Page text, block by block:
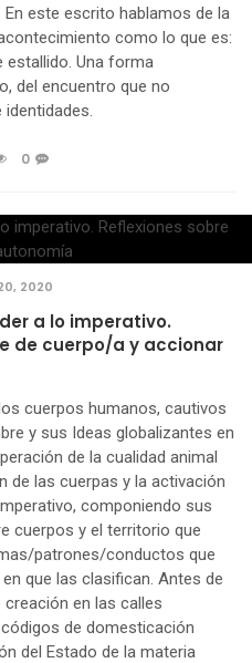
este escrito hablamos de la
como lo que es:
estallido. Una forma
del encuentro que no
0
2020
a lo imperativo.
de cuerpo/a y accionar
cuerpos humanos, cautivos
y sus Ideas globalizantes en
de la cualidad animal
de las cuerpas y la activación
componiendo sus
cuerpos y el territorio que
patrones/conductos que
que las clasifican. Antes de
en las calles
de domesticación
del Estado de la materia